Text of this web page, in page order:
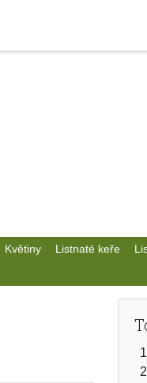
Květiny Listnaté keře